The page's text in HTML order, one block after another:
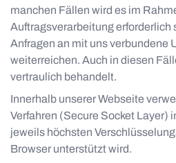
manchen Fällen wird es im
Auftragsverarbeitung erforderlich
Anfragen an mit uns verbundene
weiterreichen. Auch in diesen
vertraulich behandelt.
Innerhalb unserer Webseite
Verfahren (Secure Socket Layer)
jeweils höchsten
Browser unterstützt wird.